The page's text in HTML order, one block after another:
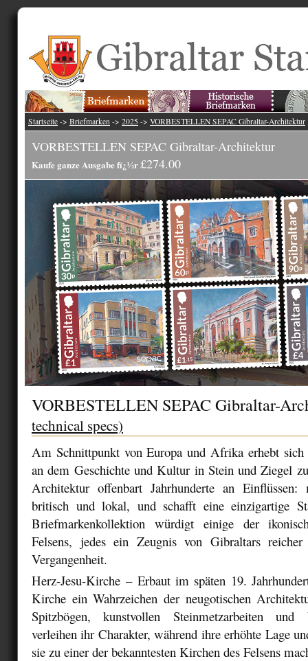
Startseite -> Briefmarken -> 2025 -> VORBESTELLEN SEPAC Gibraltar-Architektur
VORBESTELLEN SEPAC Gibraltar-Architektur
Kaufe ganze Ausgabe fï¿½r£274.00
VORBESTELLEN SEPAC Gibraltar-
technical specs)
Am Schnittpunkt von Europa und Afrika erhebt
an dem Geschichte und Kultur in Stein und Ziegel
Architektur offenbart Jahrhunderte an Einflüssen:
britisch und lokal, und schafft eine einzigartige
Briefmarkenkollektion würdigt einige der
Felsens, jedes ein Zeugnis von Gibraltars
Vergangenheit.
Herz-Jesu-Kirche – Erbaut im späten 19.
Kirche ein Wahrzeichen der neugotischen
Spitzbögen, kunstvollen Steinmetzarbeiten und
verleihen ihr Charakter, während ihre erhöhte Lage
sie zu einer der bekanntesten Kirchen des Felsens